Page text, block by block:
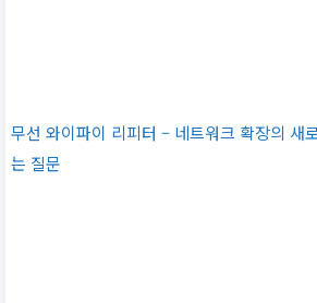
무선 와이파이 리피터 – 네트워크 확장의 새
는 질문